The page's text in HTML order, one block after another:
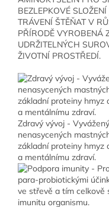
BEZLEPKOVÉ
TRÁVENÍ ŠTĚŇAT V
PŘÍRODĚ VYROBENÁ
UDRŽITELNÝCH
ŽIVOTNÍ PROSTŘEDÍ.
Zdravý vývoj -
nenasycených
základní proteiny hmyz
a mentálnímu zdraví.